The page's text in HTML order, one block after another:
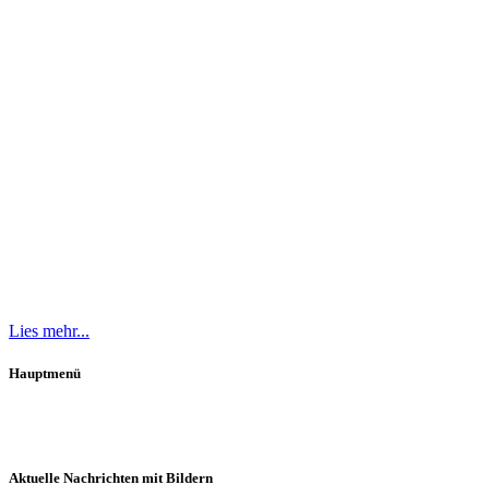
Lies mehr...
Hauptmenü
Aktuelle Nachrichten mit Bildern